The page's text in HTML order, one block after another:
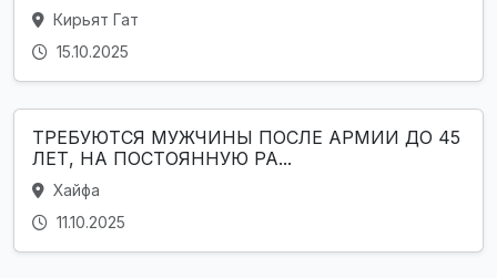
Кирьят Гат
15.10.2025
ТРЕБУЮТСЯ МУЖЧИНЫ ПОСЛЕ АРМИИ ДО 45
ЛЕТ, НА ПОСТОЯННУЮ РА...
Хайфа
11.10.2025